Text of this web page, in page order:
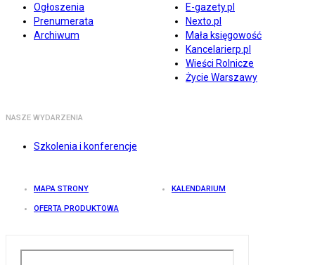
Ogłoszenia
Prenumerata
Archiwum
E-gazety.pl
Nexto.pl
Mała księgowość
Kancelarierp.pl
Wieści Rolnicze
Życie Warszawy
NASZE WYDARZENIA
Szkolenia i konferencje
MAPA STRONY KALENDARIUM
OFERTA PRODUKTOWA